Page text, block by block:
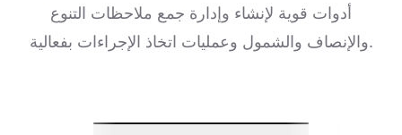
أدوات قوية لإنشاء وإدارة جمع ملاحظات التنوع
والإنصاف والشمول وعمليات اتخاذ الإجراءات بفعالية.